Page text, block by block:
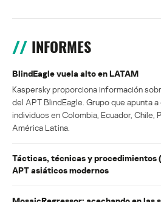
INFORMES
BlindEagle vuela alto en LATAM
Kaspersky proporciona información
del APT BlindEagle. Grupo que apunta
individuos en Colombia, Ecuador, Chile,
América Latina.
Tácticas, técnicas y procedimientos
APT asiáticos modernos